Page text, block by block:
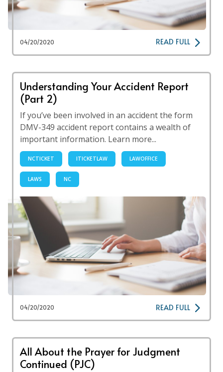
04/20/2020 READ FULL
Understanding Your Accident Report
(Part 2)
If you’ve been involved in an accident the form
DMV-349 accident report contains a wealth of
important information. Learn more...
NCTICKET ITICKETLAW LAWOFFICE
LAWS NC
04/20/2020 READ FULL
All About the Prayer for Judgment
Continued (PJC)